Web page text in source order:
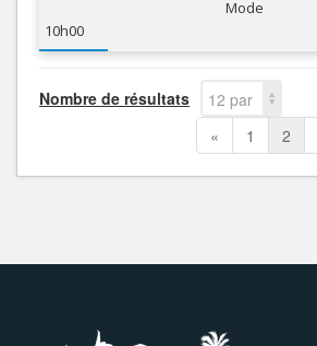
Mode
10h00
Nombre de résultats
12 par
page
« 1 2